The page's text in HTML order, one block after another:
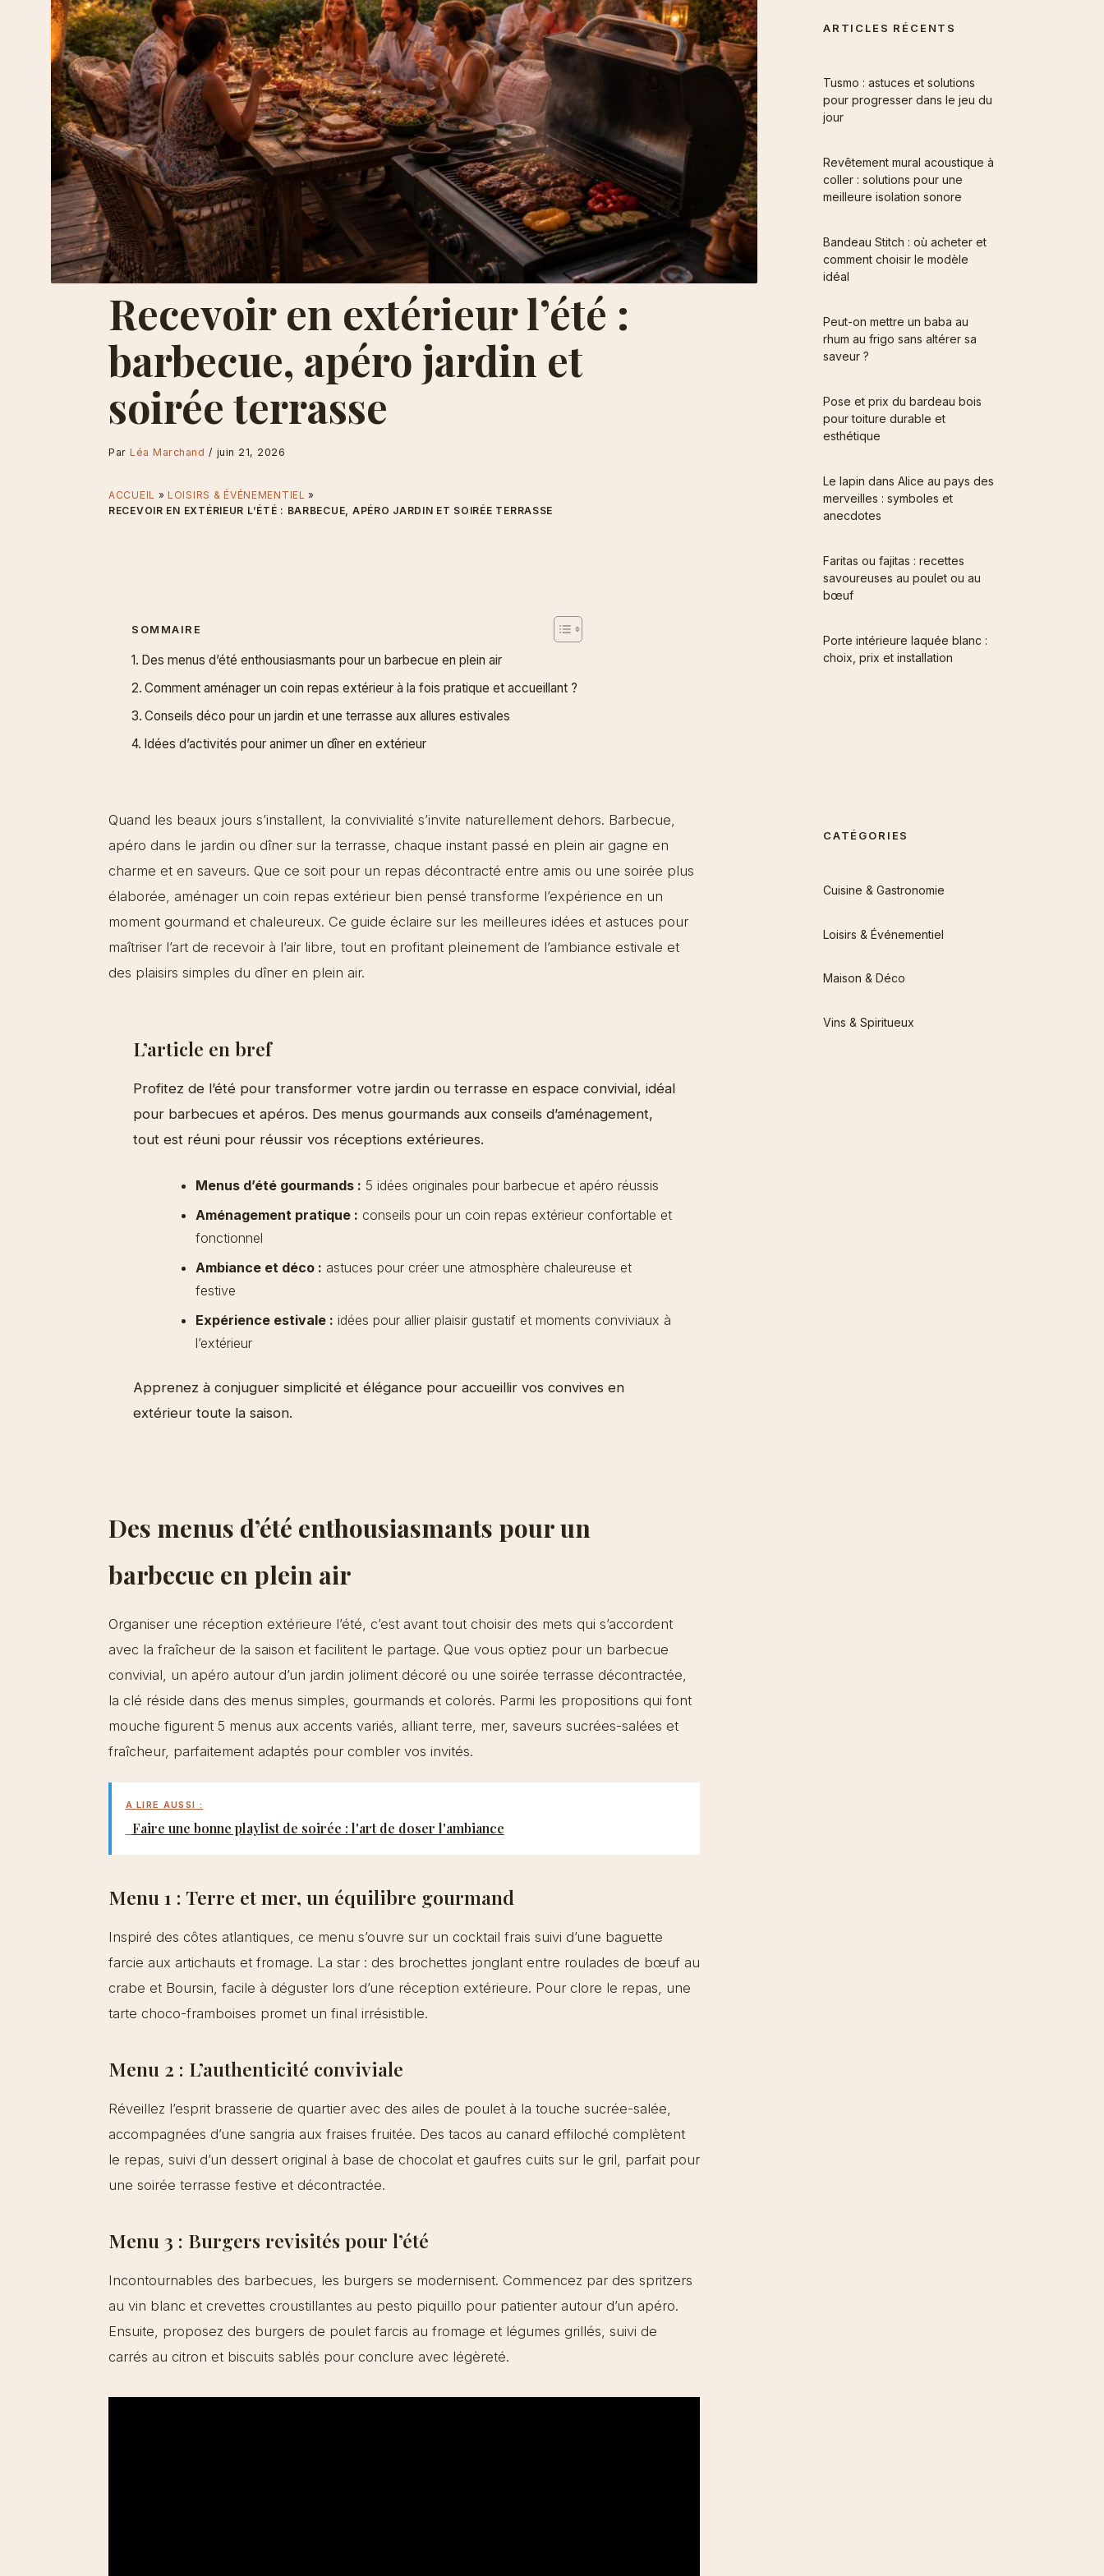
Recevoir en extérieur l’été :
barbecue, apéro jardin et
soirée terrasse
Par Léa Marchand / juin 21, 2026
ACCUEIL
LOISIRS & ÉVÉNEMENTIEL
RECEVOIR EN EXTÉRIEUR L’ÉTÉ : BARBECUE, APÉRO JARDIN ET SOIRÉE TERRASSE
SOMMAIRE
Des menus d’été enthousiasmants pour un barbecue en plein air
Comment aménager un coin repas extérieur à la fois pratique et accueillant ?
Conseils déco pour un jardin et une terrasse aux allures estivales
Idées d’activités pour animer un dîner en extérieur
Quand les beaux jours s’installent, la convivialité s’invite naturellement dehors. Barbecue,
apéro dans le jardin ou dîner sur la terrasse, chaque instant passé en plein air gagne en
charme et en saveurs. Que ce soit pour un repas décontracté entre amis ou une soirée plus
élaborée, aménager un coin repas extérieur bien pensé transforme l’expérience en un
moment gourmand et chaleureux. Ce guide éclaire sur les meilleures idées et astuces pour
maîtriser l’art de recevoir à l’air libre, tout en profitant pleinement de l’ambiance estivale et
des plaisirs simples du dîner en plein air.
L’article en bref
Profitez de l’été pour transformer votre jardin ou terrasse en espace convivial, idéal
pour barbecues et apéros. Des menus gourmands aux conseils d’aménagement,
tout est réuni pour réussir vos réceptions extérieures.
Menus d’été gourmands : 5 idées originales pour barbecue et apéro réussis
Aménagement pratique : conseils pour un coin repas extérieur confortable et
fonctionnel
Ambiance et déco : astuces pour créer une atmosphère chaleureuse et
festive
Expérience estivale : idées pour allier plaisir gustatif et moments conviviaux à
l’extérieur
Apprenez à conjuguer simplicité et élégance pour accueillir vos convives en
extérieur toute la saison.
Des menus d’été enthousiasmants pour un
barbecue en plein air
Organiser une réception extérieure l’été, c’est avant tout choisir des mets qui s’accordent
avec la fraîcheur de la saison et facilitent le partage. Que vous optiez pour un barbecue
convivial, un apéro autour d’un jardin joliment décoré ou une soirée terrasse décontractée,
la clé réside dans des menus simples, gourmands et colorés. Parmi les propositions qui font
mouche figurent 5 menus aux accents variés, alliant terre, mer, saveurs sucrées-salées et
fraîcheur, parfaitement adaptés pour combler vos invités.
A LIRE AUSSI :
Faire une bonne playlist de soirée : l'art de doser l'ambiance
Menu 1 : Terre et mer, un équilibre gourmand
Inspiré des côtes atlantiques, ce menu s’ouvre sur un cocktail frais suivi d’une baguette
farcie aux artichauts et fromage. La star : des brochettes jonglant entre roulades de bœuf au
crabe et Boursin, facile à déguster lors d’une réception extérieure. Pour clore le repas, une
tarte choco-framboises promet un final irrésistible.
Menu 2 : L’authenticité conviviale
Réveillez l’esprit brasserie de quartier avec des ailes de poulet à la touche sucrée-salée,
accompagnées d’une sangria aux fraises fruitée. Des tacos au canard effiloché complètent
le repas, suivi d’un dessert original à base de chocolat et gaufres cuits sur le gril, parfait pour
une soirée terrasse festive et décontractée.
Menu 3 : Burgers revisités pour l’été
Incontournables des barbecues, les burgers se modernisent. Commencez par des spritzers
au vin blanc et crevettes croustillantes au pesto piquillo pour patienter autour d’un apéro.
Ensuite, proposez des burgers de poulet farcis au fromage et légumes grillés, suivi de
carrés au citron et biscuits sablés pour conclure avec légèreté.
ARTICLES RÉCENTS
Tusmo : astuces et solutions
pour progresser dans le jeu du
jour
Revêtement mural acoustique à
coller : solutions pour une
meilleure isolation sonore
Bandeau Stitch : où acheter et
comment choisir le modèle
idéal
Peut-on mettre un baba au
rhum au frigo sans altérer sa
saveur ?
Pose et prix du bardeau bois
pour toiture durable et
esthétique
Le lapin dans Alice au pays des
merveilles : symboles et
anecdotes
Faritas ou fajitas : recettes
savoureuses au poulet ou au
bœuf
Porte intérieure laquée blanc :
choix, prix et installation
CATÉGORIES
Cuisine & Gastronomie
Loisirs & Événementiel
Maison & Déco
Vins & Spiritueux